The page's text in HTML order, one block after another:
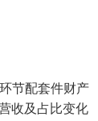
节配套件财产
收及占比变化